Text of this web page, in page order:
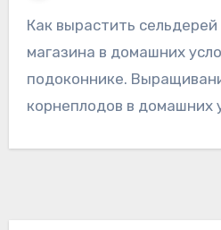
Как вырастить сельдерей черешковый из
магазина в домашних
подоконнике.
корнеплодов в домашних